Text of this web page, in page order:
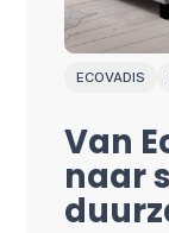
ECOVADIS
Van
naar